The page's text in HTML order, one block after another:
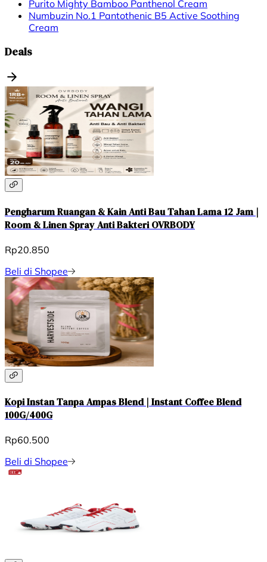
Purito Mighty Bamboo Panthenol Cream
Numbuzin No.1 Pantothenic B5 Active Soothing
Cream
Deals
Pengharum Ruangan & Kain Anti Bau Tahan Lama 12 Jam |
Room & Linen Spray Anti Bakteri OVRBODY
Rp20.850
Beli di Shopee
Kopi Instan Tanpa Ampas Blend | Instant Coffee Blend
100G/400G
Rp60.500
Beli di Shopee